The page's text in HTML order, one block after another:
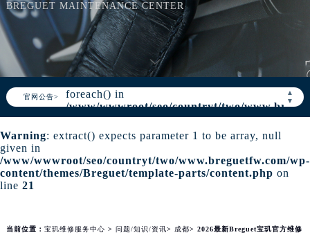
BREGUET MAINTENANCE CENTER
官网公告>
▲
▼
foreach() in
/www/wwwroot/seo/countryt/two/
content/themes/Breguet/header.phpon
line166
Warning: extract() expects parameter 1 to be array, null
given in
/www/wwwroot/seo/countryt/two/www.breguetfw.com/wp-
content/themes/Breguet/template-parts/content.php on
line 21
当前位置： 宝玑维修服务中心 > 问题/知识/资讯> 成都> 2026最新Breguet宝玑官方维修